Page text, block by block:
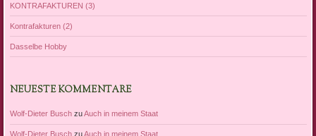
KONTRAFAKTUREN (3)
Kontrafakturen (2)
Dasselbe Hobby
NEUESTE KOMMENTARE
Wolf-Dieter BuschzuAuch in meinem Staat
Wolf-Dieter BuschzuAuch in meinem Staat